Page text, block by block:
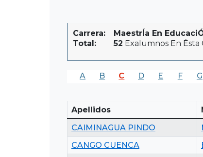
Carrera:
MaestrÍa En
Total:
52 Exalumnos En Ésta
A B C D E F G
Apellidos
CAIMINAGUA PINDO
CANGO CUENCA